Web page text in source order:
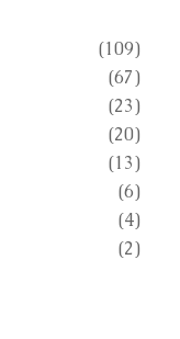
(109)
(67)
(23)
(20)
(13)
(6)
(4)
(2)